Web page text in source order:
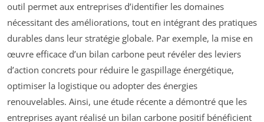
outil permet aux entreprises d’identifier les domaines
nécessitant des améliorations, tout en intégrant des pratiques
durables dans leur stratégie globale. Par exemple, la mise en
œuvre efficace d’un bilan carbone peut révéler des leviers
d’action concrets pour réduire le gaspillage énergétique,
optimiser la logistique ou adopter des énergies
renouvelables. Ainsi, une étude récente a démontré que les
entreprises ayant réalisé un bilan carbone positif bénéficient